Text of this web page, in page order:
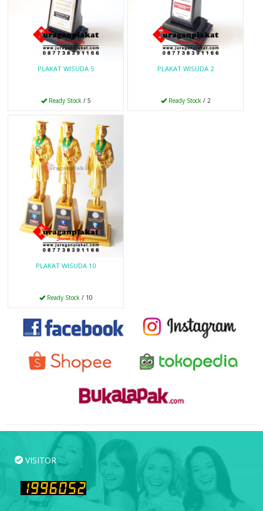
PLAKAT WISUDA 5
Ready Stock/ 5
PLAKAT WISUDA 2
Ready Stock/ 2
PLAKAT WISUDA 10
Ready Stock/ 10
VISITOR